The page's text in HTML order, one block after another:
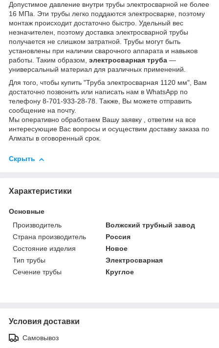
Допустимое давление внутри трубы электросварной не более
16 МПа. Эти трубы легко поддаются электросварке, поэтому
монтаж происходит достаточно быстро. Удельный вес
незначителен, поэтому доставка электросварной трубы
получается не слишком затратной. Трубы могут быть
установлены при наличии сварочного аппарата и навыков
работы. Таким образом, электросварная труба —
универсальный материал для различных применений.
Для того, чтобы купить "Труба электросварная 1120 мм", Вам
достаточно позвонить или написать нам в WhatsApp по
телефону 8-701-933-28-78. Также, Вы можете отправить
сообщение на почту.
Мы оперативно обработаем Вашу заявку , ответим на все
интересующие Вас вопросы и осуществим доставку заказа по
Алматы в оговоренный срок.
Скрыть
Характеристики
Основные
Производитель
Волжский трубный завод
Страна производитель
Россия
Состояние изделия
Новое
Тип трубы
Электросварная
Сечение трубы
Круглое
Условия доставки
Самовывоз